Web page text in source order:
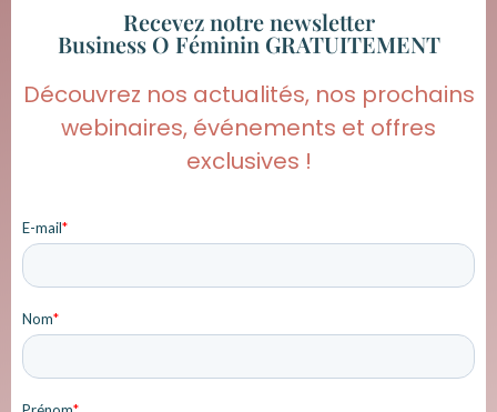
Recevez notre newsletter
Business O Féminin GRATUITEMENT
Découvrez nos actualités, nos prochains
webinaires, événements et offres
exclusives !